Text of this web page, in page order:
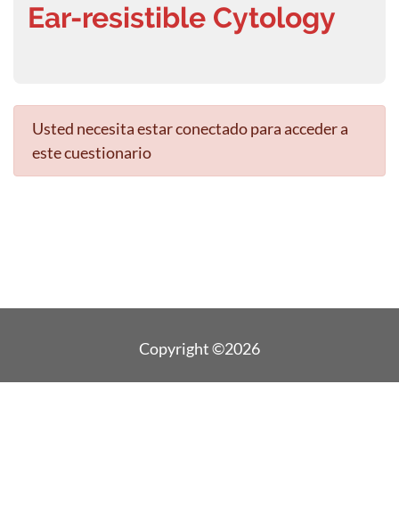
Ear-resistible Cytology
Usted necesita estar conectado para acceder a
este cuestionario
Copyright ©2026